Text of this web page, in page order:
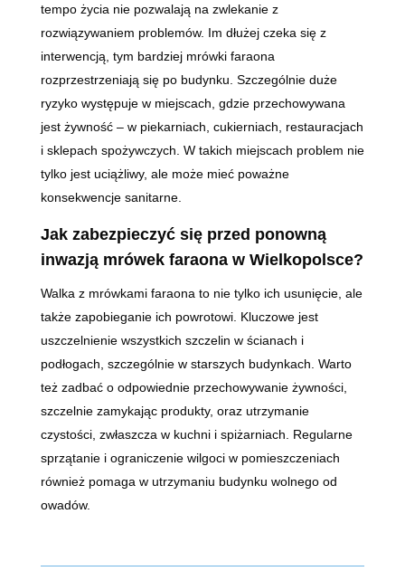
tempo życia nie pozwalają na zwlekanie z
rozwiązywaniem problemów. Im dłużej czeka się z
interwencją, tym bardziej mrówki faraona
rozprzestrzeniają się po budynku. Szczególnie duże
ryzyko występuje w miejscach, gdzie przechowywana
jest żywność – w piekarniach, cukierniach, restauracjach
i sklepach spożywczych. W takich miejscach problem nie
tylko jest uciążliwy, ale może mieć poważne
konsekwencje sanitarne.
Jak zabezpieczyć się przed ponowną
inwazją mrówek faraona w Wielkopolsce?
Walka z mrówkami faraona to nie tylko ich usunięcie, ale
także zapobieganie ich powrotowi. Kluczowe jest
uszczelnienie wszystkich szczelin w ścianach i
podłogach, szczególnie w starszych budynkach. Warto
też zadbać o odpowiednie przechowywanie żywności,
szczelnie zamykając produkty, oraz utrzymanie
czystości, zwłaszcza w kuchni i spiżarniach. Regularne
sprzątanie i ograniczenie wilgoci w pomieszczeniach
również pomaga w utrzymaniu budynku wolnego od
owadów.